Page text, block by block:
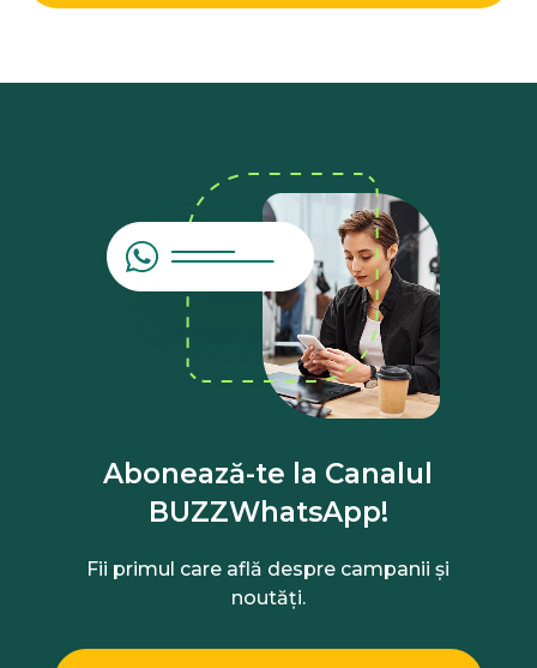
Abonează-te la Canalul
BUZZWhatsApp!
Fii primul care află despre campanii și
noutăți.